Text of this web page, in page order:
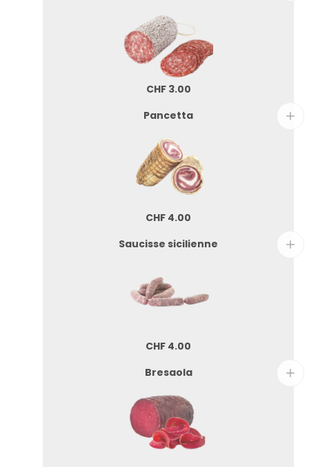
CHF3.00
Pancetta
CHF 4.00
Saucisse sicilienne
CHF 4.00
Bresaola